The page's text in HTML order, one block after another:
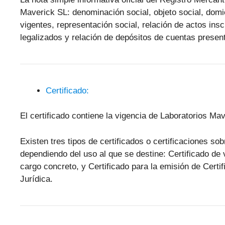
Maverick SL: denominación social, objeto social,
vigentes, representación social, relación de actos
legalizados y relación de depósitos de cuentas
Certificado:
El certificado contiene la vigencia de Laboratorios
Existen tres tipos de certificados o certificaciones
dependiendo del uso al que se destine: Certificado
cargo concreto, y Certificado para la emisión de
Jurídica.